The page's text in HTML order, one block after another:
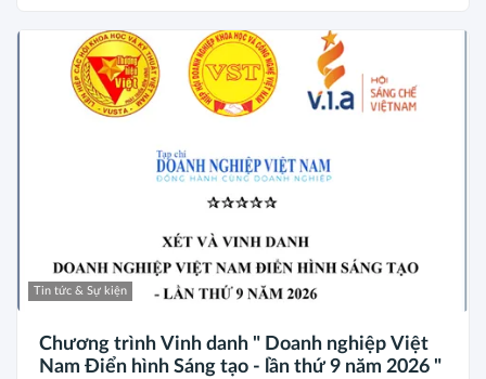
Tin tức & Sự kiện
Chương trình Vinh danh " Doanh nghiệp Việt
Nam Điển hình Sáng tạo - lần thứ 9 năm 2026 "